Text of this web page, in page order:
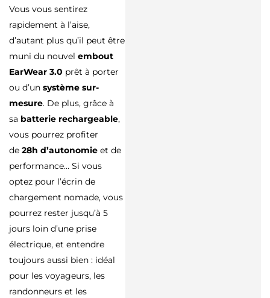
Vous vous sentirez
rapidement à l’aise,
d’autant plus qu’il peut être
muni du nouvel embout
EarWear 3.0 prêt à porter
ou d’un système sur-
mesure. De plus, grâce à
sa batterie rechargeable,
vous pourrez profiter
de 28h d’autonomie et de
performance… Si vous
optez pour l’écrin de
chargement nomade, vous
pourrez rester jusqu’à 5
jours loin d’une prise
électrique, et entendre
toujours aussi bien : idéal
pour les voyageurs, les
randonneurs et les